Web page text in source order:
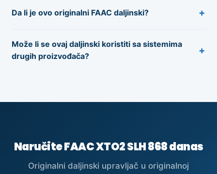
Da li je ovo originalni FAAC daljinski? +
Može li se ovaj daljinski koristiti sa sistemima
drugih proizvođača?
+
Naručite FAAC XTO2 SLH 868 danas
Originalni daljinski upravljač u originalnoj